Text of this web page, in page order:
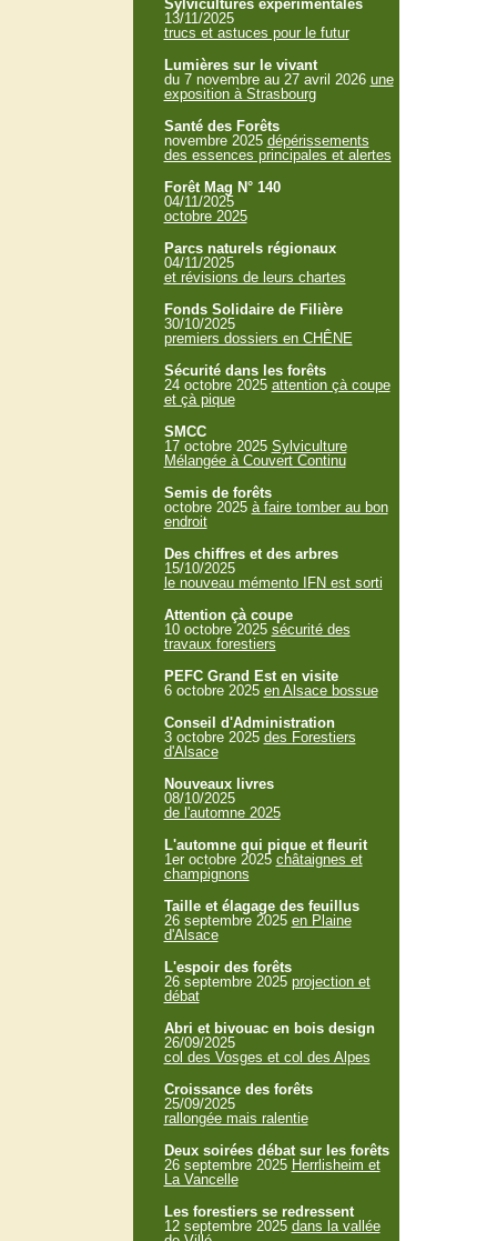
Sylvicultures expérimentales
13/11/2025
trucs et astuces pour le futur
Lumières sur le vivant
du 7 novembre au 27 avril 2026 une
exposition à Strasbourg
Santé des Forêts
novembre 2025 dépérissements
des essences principales et alertes
Forêt Mag N° 140
04/11/2025
octobre 2025
Parcs naturels régionaux
04/11/2025
et révisions de leurs chartes
Fonds Solidaire de Filière
30/10/2025
premiers dossiers en CHÊNE
Sécurité dans les forêts
24 octobre 2025 attention çà coupe
et çà pique
SMCC
17 octobre 2025 Sylviculture
Mélangée à Couvert Continu
Semis de forêts
octobre 2025 à faire tomber au bon
endroit
Des chiffres et des arbres
15/10/2025
le nouveau mémento IFN est sorti
Attention çà coupe
10 octobre 2025 sécurité des
travaux forestiers
PEFC Grand Est en visite
6 octobre 2025 en Alsace bossue
Conseil d'Administration
3 octobre 2025 des Forestiers
d'Alsace
Nouveaux livres
08/10/2025
de l'automne 2025
L'automne qui pique et fleurit
1er octobre 2025 châtaignes et
champignons
Taille et élagage des feuillus
26 septembre 2025 en Plaine
d'Alsace
L'espoir des forêts
26 septembre 2025 projection et
débat
Abri et bivouac en bois design
26/09/2025
col des Vosges et col des Alpes
Croissance des forêts
25/09/2025
rallongée mais ralentie
Deux soirées débat sur les forêts
26 septembre 2025 Herrlisheim et
La Vancelle
Les forestiers se redressent
12 septembre 2025 dans la vallée